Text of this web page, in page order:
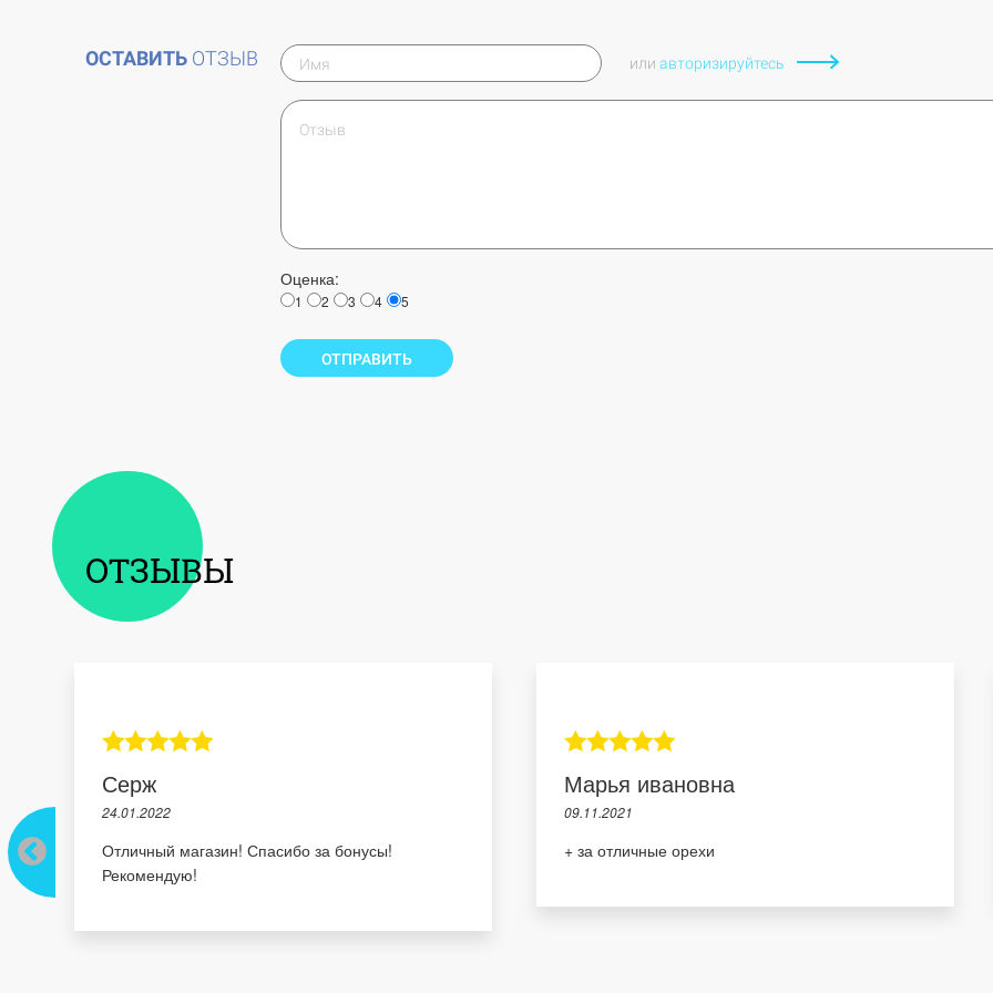
ОСТАВИТЬ ОТЗЫВ или авторизируйтесь
Оценка:
1 2 3 4 5
ОТПРАВИТЬ
ОТЗЫВЫ
Серж
24.01.2022
Отличный магазин! Спасибо за бонусы!
Рекомендую!
Марья ивановна
09.11.2021
+ за отличные орехи